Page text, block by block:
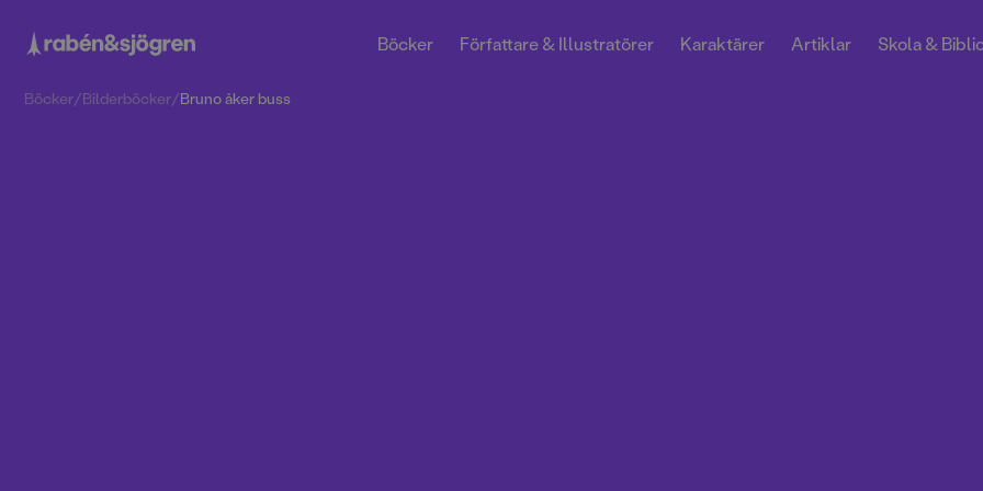
Böcker Författare & Illustratörer Karaktärer Artiklar Skola &
Böcker/Bilderböcker/Bruno åker buss